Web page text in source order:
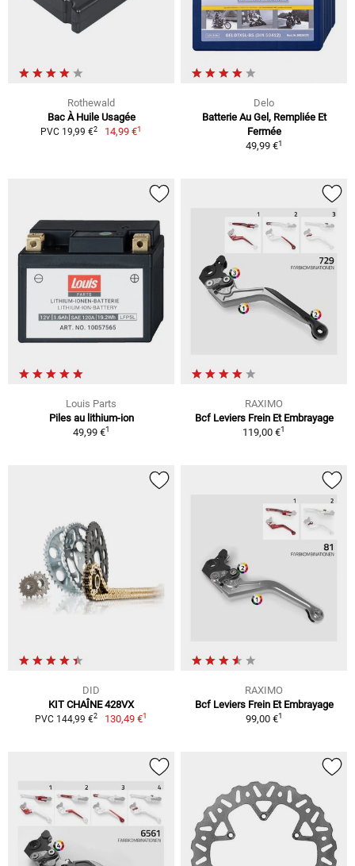
Rothewald
Bac À Huile Usagée
PVC 19,99 €2 14,99 €1
Delo
Batterie Au Gel, Rempliée Et
Fermée
49,99 €1
Louis Parts
Piles au lithium-ion
49,99 €1
RAXIMO
Bcf Leviers Frein Et Embrayage
119,00 €1
DID
KIT CHAÎNE 428VX
PVC 144,99 €2 130,49 €1
RAXIMO
Bcf Leviers Frein Et Embrayage
99,00 €1